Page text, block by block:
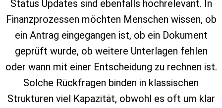
Status Updates sind ebenfalls hochrelevant. In
Finanzprozessen möchten Menschen wissen, ob
ein Antrag eingegangen ist, ob ein Dokument
geprüft wurde, ob weitere Unterlagen fehlen
oder wann mit einer Entscheidung zu rechnen ist.
Solche Rückfragen binden in klassischen
Strukturen viel Kapazität, obwohl es oft um klar